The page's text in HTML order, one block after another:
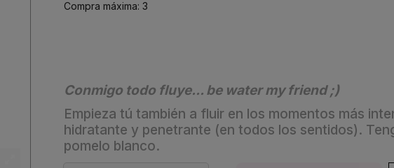
Compra máxima: 3
Conmigo todo fluye... be water my friend ;)
Empieza tú también a fluir en los momentos más
hidratante y penetrante (en todos los sentidos).
pomelo blanco.